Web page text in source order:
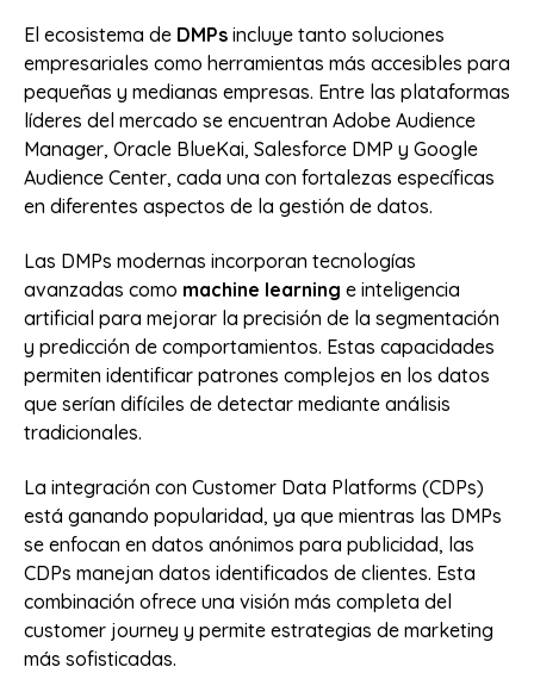
El ecosistema de DMPs incluye tanto soluciones
empresariales como herramientas más accesibles para
pequeñas y medianas empresas. Entre las plataformas
líderes del mercado se encuentran Adobe Audience
Manager, Oracle BlueKai, Salesforce DMP y Google
Audience Center, cada una con fortalezas específicas
en diferentes aspectos de la gestión de datos.
Las DMPs modernas incorporan tecnologías
avanzadas como machine learning e inteligencia
artificial para mejorar la precisión de la segmentación
y predicción de comportamientos. Estas capacidades
permiten identificar patrones complejos en los datos
que serían difíciles de detectar mediante análisis
tradicionales.
La integración con Customer Data Platforms (CDPs)
está ganando popularidad, ya que mientras las DMPs
se enfocan en datos anónimos para publicidad, las
CDPs manejan datos identificados de clientes. Esta
combinación ofrece una visión más completa del
customer journey y permite estrategias de marketing
más sofisticadas.